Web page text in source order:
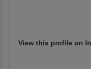
View this profile on